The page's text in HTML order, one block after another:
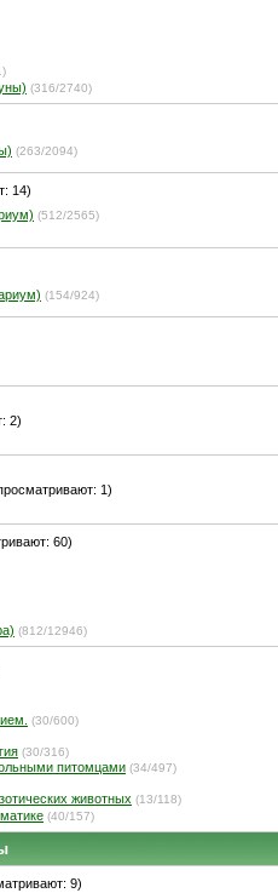
(316/2740)
(263/2094)
14)
(512/2565)
(154/924)
2)
1)
60)
(812/12946)
(30/600)
(30/316)
питомцами (34/497)
животных (13/118)
(40/157)
9)